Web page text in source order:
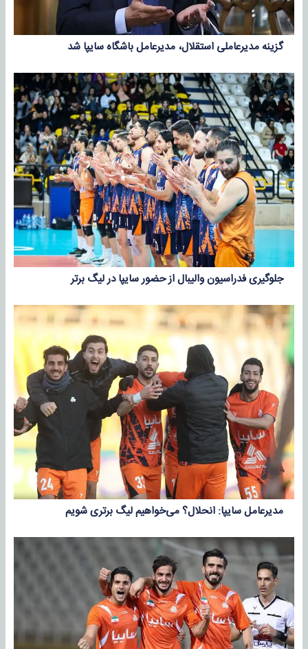
گزینه مدیرعاملی استقلال، مدیرعامل باشگاه سایپا شد
جلوگیری فدراسیون والیبال از حضور سایپا در لیگ برتر
مدیرعامل سایپا: انحلال؟ می‌خواهیم لیگ برتری شویم